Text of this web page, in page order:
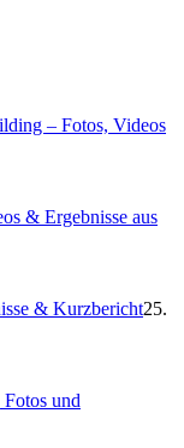
– Fotos, Videos
& Ergebnisse aus
& Kurzbericht25.
und